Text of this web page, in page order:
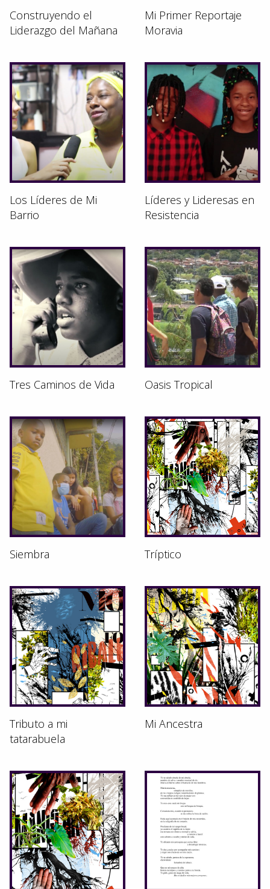
Construyendo el
Liderazgo del Mañana
Mi Primer Reportaje
Moravia
Los Líderes de Mi
Barrio
Líderes y Lideresas en
Resistencia
Tres Caminos de Vida Oasis Tropical
Siembra Tríptico
Tributo a mi
tatarabuela
Mi Ancestra